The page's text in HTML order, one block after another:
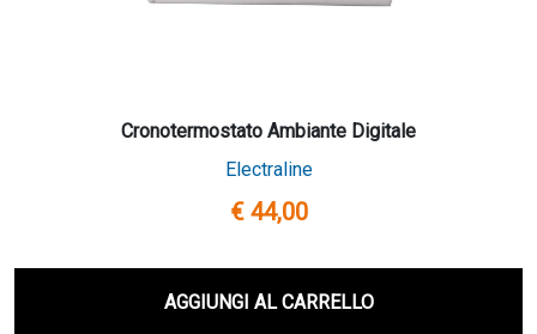
Cronotermostato Ambiante Digitale
Electraline
€ 44,00
AGGIUNGI AL CARRELLO